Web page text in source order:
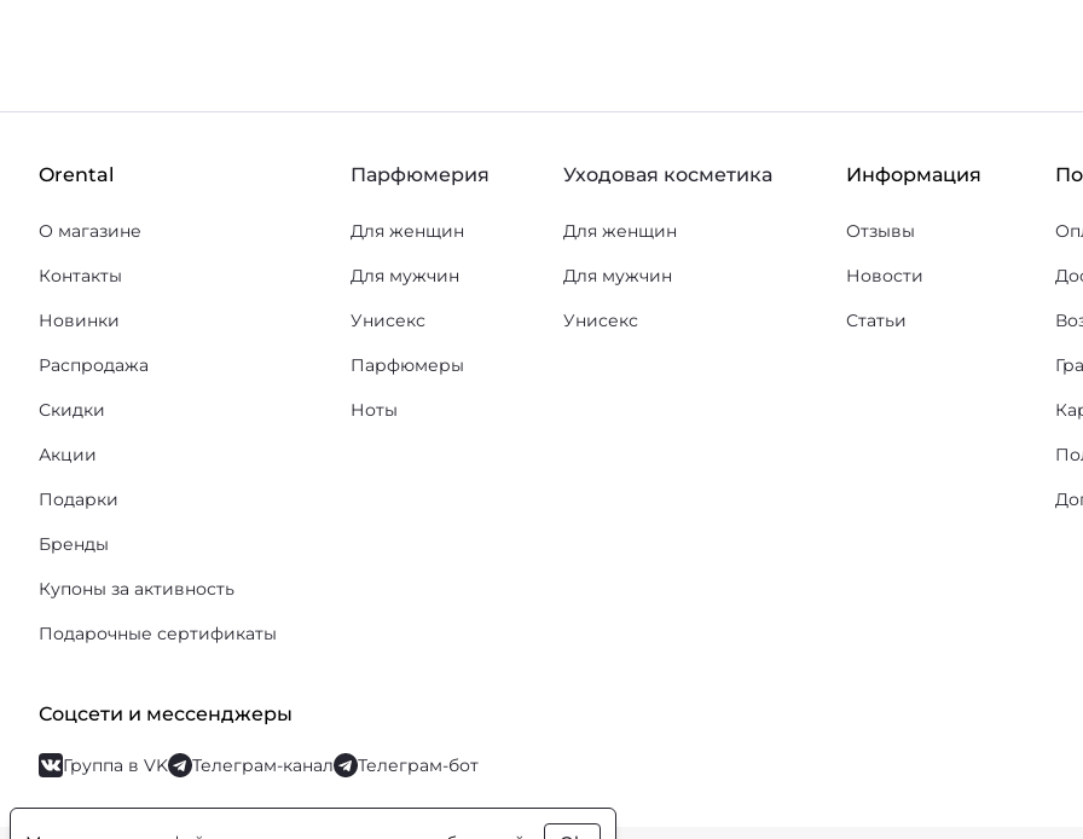
Orental
О магазине
Контакты
Новинки
Распродажа
Скидки
Акции
Подарки
Бренды
Купоны за активность
Подарочные сертификаты
Парфюмерия
Для женщин
Для мужчин
Унисекс
Парфюмеры
Ноты
Уходовая косметика
Для женщин
Для мужчин
Унисекс
Информация
Отзывы
Новости
Статьи
Соцсети и мессенджеры
Группа в VK Телеграм-канал Телеграм-бот